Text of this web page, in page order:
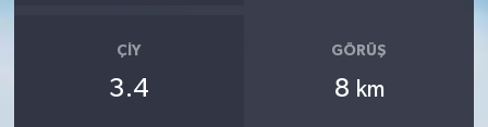
ÇIY
3.4
GÖRÜŞ
8 km